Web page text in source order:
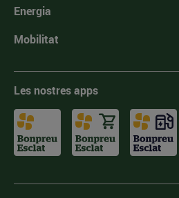
Energia
Mobilitat
Les nostres apps